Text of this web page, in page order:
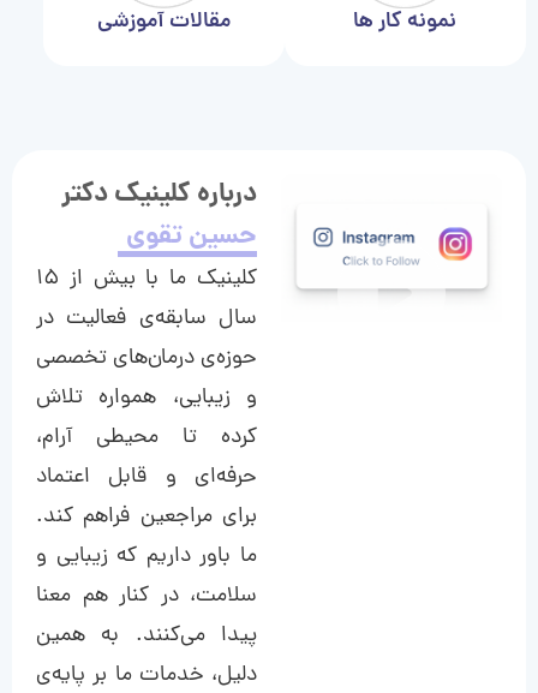
نمونه کار ها مقالات آموزشی
درباره کلینیک دکتر
حسین تقوی
کلینیک ما با بیش از ۱۵
سال سابقه‌ی فعالیت در
حوزه‌ی درمان‌های تخصصی
و زیبایی، همواره تلاش
کرده تا محیطی آرام،
حرفه‌ای و قابل اعتماد
برای مراجعین فراهم کند.
ما باور داریم که زیبایی و
سلامت، در کنار هم معنا
پیدا می‌کنند. به همین
دلیل، خدمات ما بر پایه‌ی